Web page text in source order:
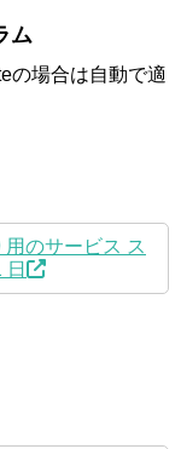
ム
の場合は自動で適
のサービス ス